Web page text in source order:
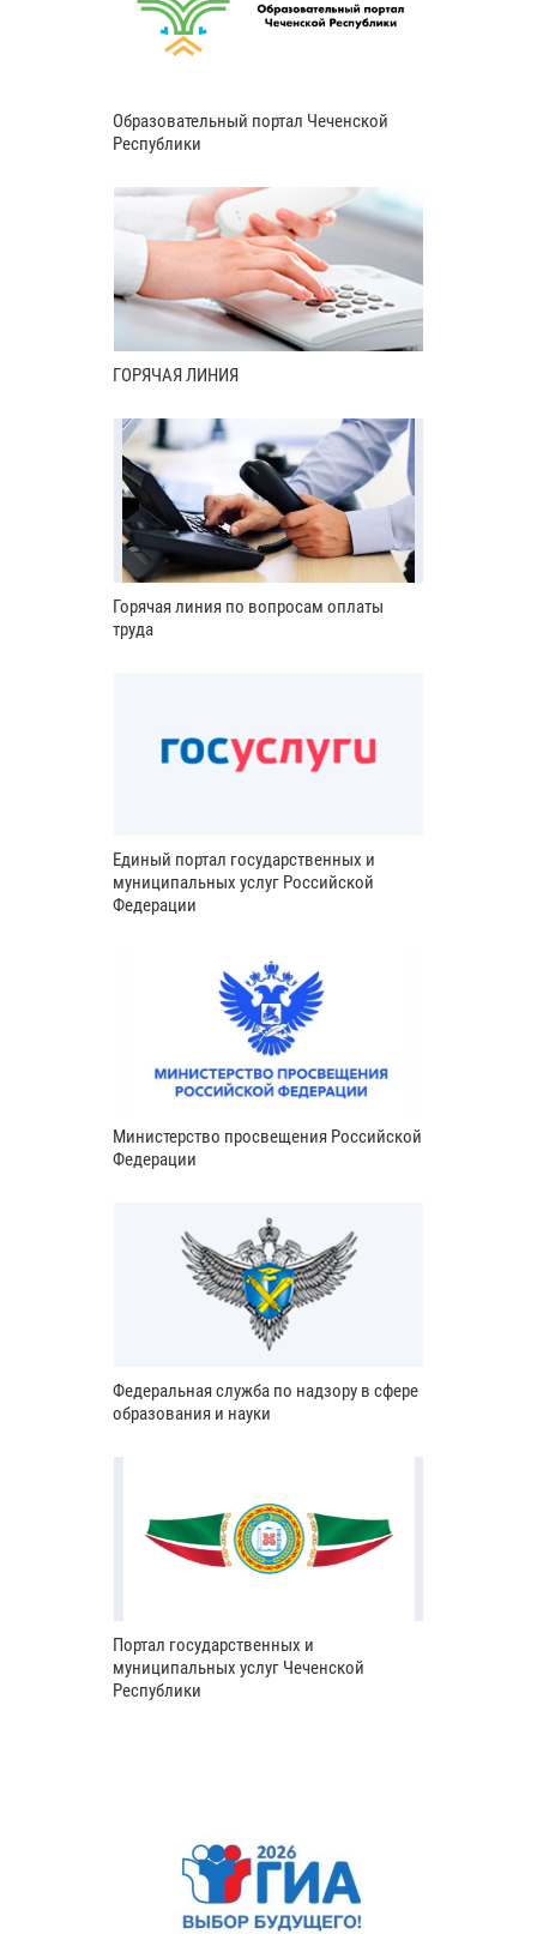
Образовательный портал Чеченской
Республики
ГОРЯЧАЯ ЛИНИЯ
Горячая линия по вопросам оплаты
труда
Единый портал государственных и
муниципальных услуг Российской
Федерации
Министерство просвещения Российской
Федерации
Федеральная служба по надзору в сфере
образования и науки
Портал государственных и
муниципальных услуг Чеченской
Республики